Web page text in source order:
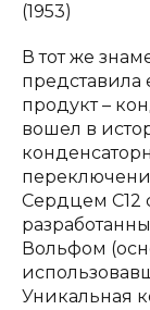
(1953)
В тот же
продукт –
вошел в
Сердцем C12
Вольфом
Уникальная